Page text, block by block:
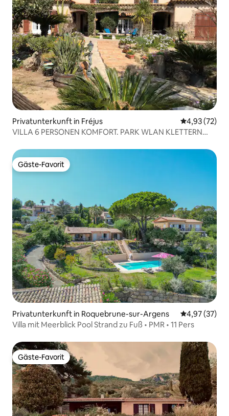
Privatunterkunft in Fréjus
4,93 (72)
VILLA 6 PERSONEN KOMFORT. PARK WLAN KLETTERN
Gäste-Favorit
Gäste-Favorit
Privatunterkunft in Roquebrune-sur-Argens
4,97 (37)
Villa mit Meerblick Pool Strand zu Fuß • PMR • 11 Pers
Gäste-Favorit
Gäste-Favorit